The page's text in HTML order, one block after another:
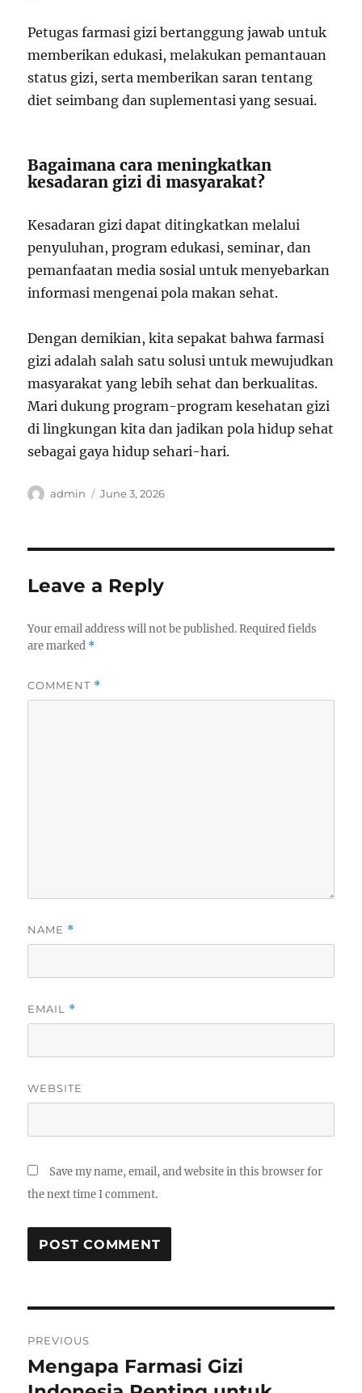
Petugas farmasi gizi bertanggung jawab untuk
memberikan edukasi, melakukan pemantauan
status gizi, serta memberikan saran tentang
diet seimbang dan suplementasi yang sesuai.
Bagaimana cara meningkatkan
kesadaran gizi di masyarakat?
Kesadaran gizi dapat ditingkatkan melalui
penyuluhan, program edukasi, seminar, dan
pemanfaatan media sosial untuk menyebarkan
informasi mengenai pola makan sehat.
Dengan demikian, kita sepakat bahwa farmasi
gizi adalah salah satu solusi untuk mewujudkan
masyarakat yang lebih sehat dan berkualitas.
Mari dukung program-program kesehatan gizi
di lingkungan kita dan jadikan pola hidup sehat
sebagai gaya hidup sehari-hari.
Author
admin
Posted
June 3, 2026
Leave a Reply
Your email address will not be published. Required fields
are marked *
COMMENT *
NAME *
EMAIL *
WEBSITE
Save my name, email, and website in this browser for
the next time I comment.
navigation
PREVIOUS
Previous
post:
Mengapa Farmasi Gizi